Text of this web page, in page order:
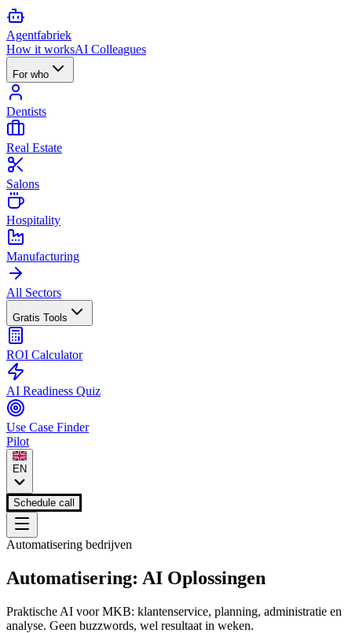
Agentfabriek
How it worksAI Colleagues
For who
Dentists
Real Estate
Salons
Hospitality
Manufacturing
All Sectors
Gratis Tools
ROI Calculator
AI Readiness Quiz
Use Case Finder
Pilot
EN
Schedule call
Automatisering bedrijven
Automatisering: AI Oplossingen
Praktische AI voor MKB: klantenservice, planning, administratie en
analyse. Geen buzzwords, wel resultaat in weken.